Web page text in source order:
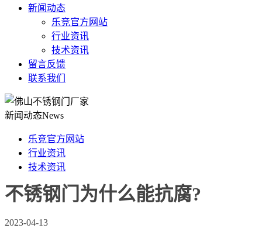
新闻动态
乐竞官方网站
行业资讯
技术资讯
留言反馈
联系我们
新闻动态News
乐竞官方网站
行业资讯
技术资讯
不锈钢门为什么能抗腐?
2023-04-13